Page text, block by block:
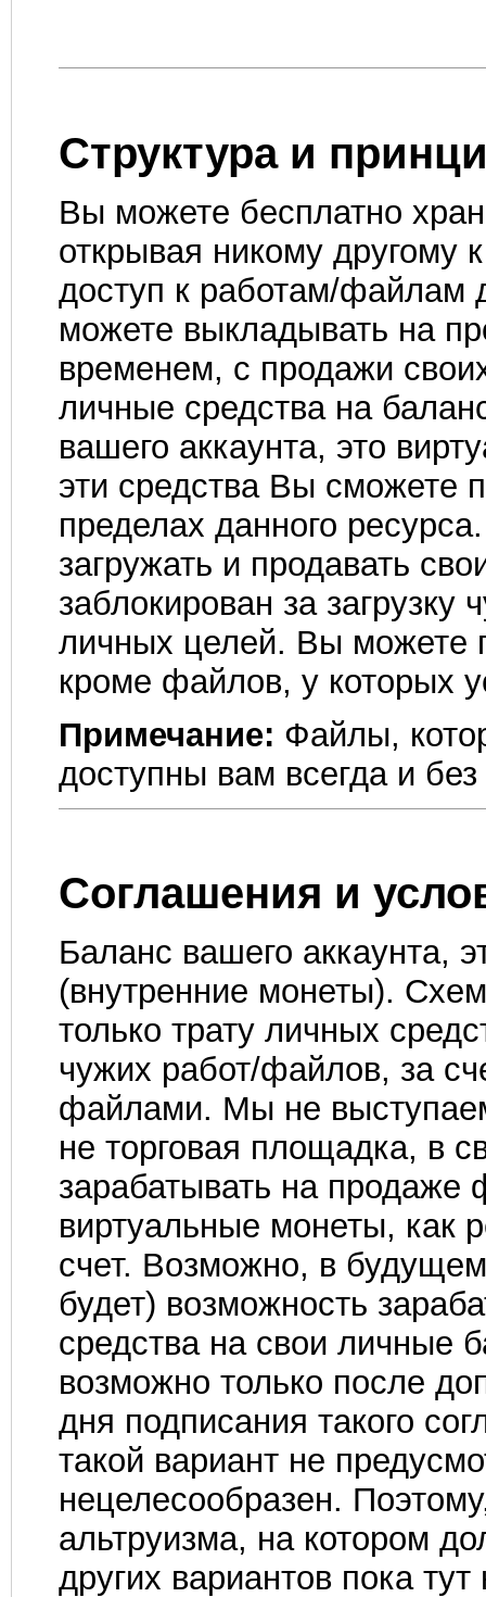
Структура и
Вы можете бесплатно
открывая никому другому
доступ к работам/файлам
можете выкладывать на
временем, с продажи
личные средства на
вашего аккаунта, это
эти средства Вы сможете
пределах данного
загружать и продавать
заблокирован за
личных целей. Вы можете
кроме файлов, у которых
Примечание: Файлы,
доступны вам всегда и
Соглашения и
Баланс вашего аккаунта,
(внутренние монеты).
только трату личных
чужих работ/файлов, за
файлами. Мы не
не торговая площадка, в
зарабатывать на продаже
виртуальные монеты, как
счет. Возможно, в
будет) возможность
средства на свои личные
возможно только после
дня подписания такого
такой вариант не
нецелесообразен.
альтруизма, на котором
других вариантов пока